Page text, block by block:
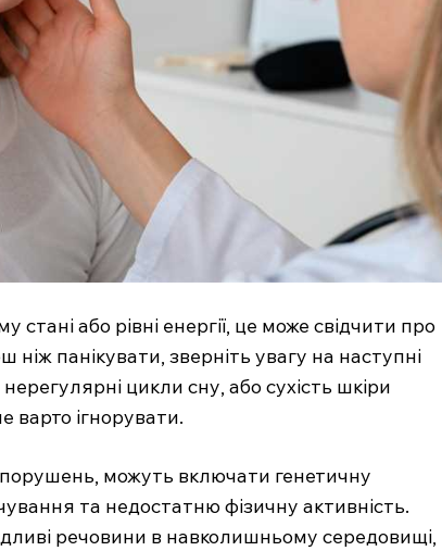
стані або рівні енергії, це може свідчити про
панікувати, зверніть увагу на наступні
цикли сну, або сухість шкіри
варто ігнорувати.
можуть включати генетичну
та недостатню фізичну активність.
речовини в навколишньому середовищі,